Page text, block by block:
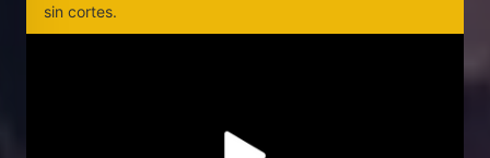
sin cortes.